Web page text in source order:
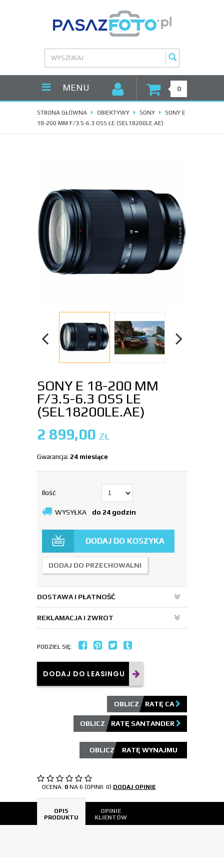
MENU 0
STRONA GŁÓWNA OBIEKTYWY SONY
SONY E
18-200 MM F/3.5-6.3 OSS LE (SEL18200LE.AE)
SONY E 18-200 MM
F/3.5-6.3 OSS LE
(SEL18200LE.AE)
2 899,00 ZŁ
Gwarancja: 24 miesiące
Ilość
WYSYŁKA do 24 godzin
DODAJ DO KOSZYKA
DODAJ DO PRZECHOWALNI
DOSTAWA I PŁATNOŚĆ
REKLAMACJA I ZWROT
PODZIEL SIĘ:
DODAJ DO LEASINGU
OBLICZ RATĘ CA
OBLICZ RATĘ SANTANDER
OCENA: 0 NA 6 (OPINII: 0) DODAJ OPINIĘ
OPIS
PRODUKTU
OPINIE
KLIENTÓW